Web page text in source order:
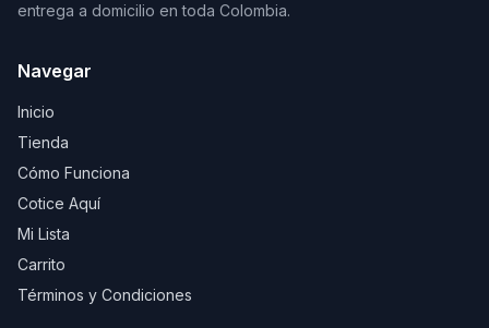
entrega a domicilio en toda Colombia.
Navegar
Inicio
Tienda
Cómo Funciona
Cotice Aquí
Mi Lista
Carrito
Términos y Condiciones